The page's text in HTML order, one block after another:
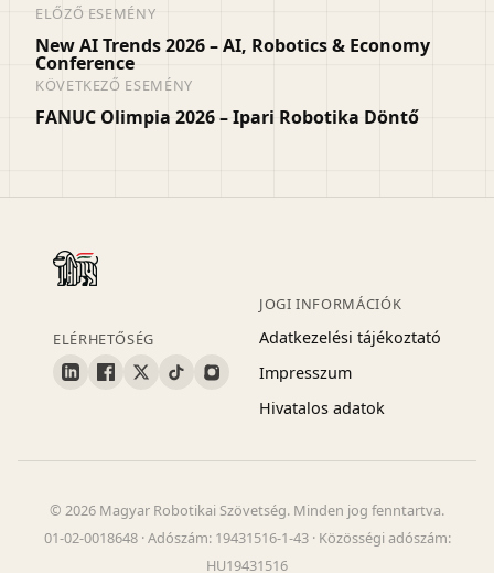
ELŐZŐ ESEMÉNY
New AI Trends 2026 – AI, Robotics & Economy
Conference
KÖVETKEZŐ ESEMÉNY
FANUC Olimpia 2026 – Ipari Robotika Döntő
ELÉRHETŐSÉG
JOGI INFORMÁCIÓK
Adatkezelési tájékoztató
Impresszum
Hivatalos adatok
© 2026 Magyar Robotikai Szövetség. Minden jog fenntartva.
01-02-0018648 · Adószám: 19431516-1-43 · Közösségi adószám:
HU19431516